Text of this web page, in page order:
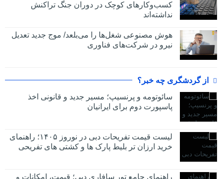
کسب‌وکارهای کوچک در دوران جنگ‌ تراکنش
نداشته‌اند
هوش مصنوعی شغل‌ها را می‌بلعد/ موج جدید تعدیل
نیرو در شرکت‌های فناوری
از گردشگری چه خبر؟
سائوتومه و پرنسیپ؛ مسیر جدید و قانونی اخذ
پاسپورت دوم برای ایرانیان
لیست قیمت تفریحات دبی در نوروز ۱۴۰۵؛ راهنمای
خرید ارزان تر بلیط پارک ها و کشتی های تفریحی
راهنمای جامع تور سافاری دبی؛ قیمت، امکانات و